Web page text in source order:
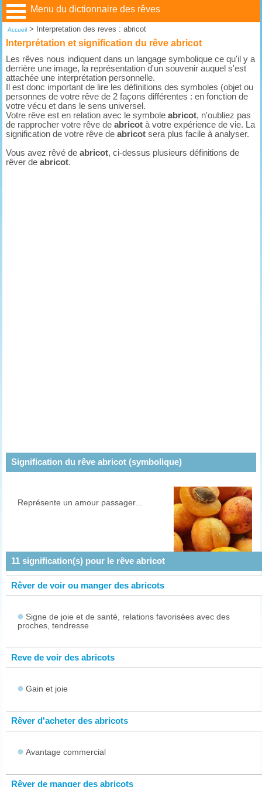
Menu du dictionnaire des rêves
Accueil> Interpretation des reves : abricot
Interprétation et signification du rêve abricot
Les rêves nous indiquent dans un langage symbolique ce qu'il y a
derrière une image, la représentation d'un souvenir auquel s'est
attachée une interprétation personnelle.
Il est donc important de lire les définitions des symboles (objet ou
personnes de votre rêve de 2 façons différentes : en fonction de
votre vécu et dans le sens universel.
Votre rêve est en relation avec le symboleabricot, n'oubliez pas
de rapprocher votre rêve deabricot à votre expérience de vie. La
signification de votre rêve deabricot sera plus facile à analyser.
Vous avez rêvé deabricot, ci-dessus plusieurs définitions de
rêver deabricot.
Signification du rêve abricot (symbolique)
Représente un amour passager...
11signification(s) pour le rêve abricot
Rêver de voir ou manger des abricots
Signe de joie et de santé, relations favorisées avec des
proches, tendresse
Reve de voir des abricots
Gain et joie
Rêver d'acheter des abricots
Avantage commercial
Rêver de manger des abricots